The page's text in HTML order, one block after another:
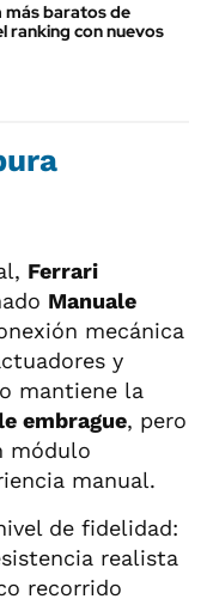
baratos de
ranking con nuevos
Ferrari
Manuale
mecánica
y
mantiene la
embrague, pero
módulo
manual.
de fidelidad:
realista
recorrido